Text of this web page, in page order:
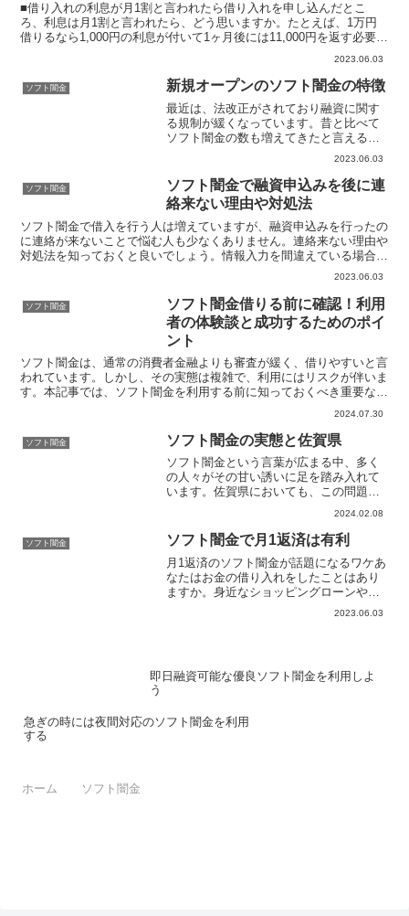
■借り入れの利息が月1割と言われたら借り入れを申し込んだとこ
ろ、利息は月1割と言われたら、どう思いますか。たとえば、1万円
借りるなら1,000円の利息が付いて1ヶ月後には11,000円を返す必要が
2023.06.03
ソフト闇金 新規オープンのソフト闇金の特徴
最近は、法改正がされており融資に関す
る規制が緩くなっています。昔と比べて
ソフト闇金の数も増えてきたと言えるで
も増えている中で、従来からあるソフト
闇金利用しようとする顧客と新しく新規
オープンしたソフト闇金を...
2023.06.03
ソフト闇金
ソフト闇金で融資申込みを後に連
絡来ない理由や対処法
ソフト闇金で借入を行う人は増えていますが、融資申込みを行ったの
に連絡が来ないことで悩む人も少なくありません。連絡来ない理由や
対処法を知っておくと良いでしょう。情報入力を間違えている場合は
2023.06.03
ソフト闇金
ソフト闇金借りる前に確認！利用
者の体験談と成功するためのポイ
ント
ソフト闇金は、通常の消費者金融よりも審査が緩く、借りやすいと言
われています。しかし、その実態は複雑で、利用にはリスクが伴いま
す。本記事では、ソフト闇金を利用する前に知っておくべき重要な情
2024.07.30
ソフト闇金 ソフト闇金の実態と佐賀県
ソフト闇金という言葉が広まる中、多く
の人々がその甘い誘いに足を踏み入れて
います。佐賀県においても、この問題は
題となっています。ソフト闇金は、従来
の高利貸しとは異なり、表向きは「無利
息」や「低金利」を謳って...
2024.02.08
ソフト闇金 ソフト闇金で月1返済は有利
月1返済のソフト闇金が話題になるワケあ
なたはお金の借り入れをしたことはあり
ますか。身近なショッピングローンやカ
2023.06.03
即日融資可能な優良ソフト闇金を利用しよ
う
急ぎの時には夜間対応のソフト闇金を利用
する
ホーム ソフト闇金